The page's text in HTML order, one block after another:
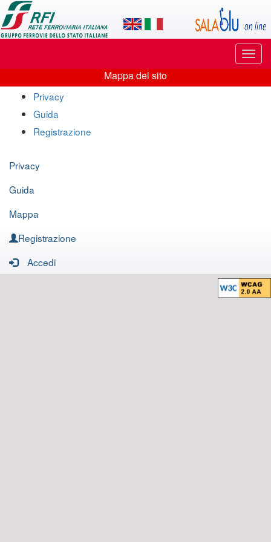
Applicazione
SalaBlu
Online
di
Rete
Ferroviaria
Italiana
di
Mappa
sito
Mappa del sito
Privacy
Guida
Registrazione
Privacy
Guida
Mappa
Registrazione
Accedi